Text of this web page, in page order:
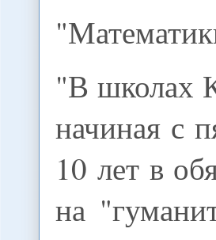
"В школах
начиная с
10 лет в
на